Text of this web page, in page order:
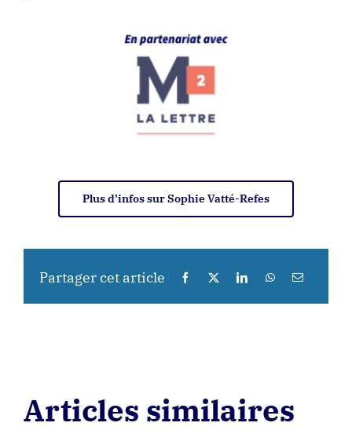
Plus d’infos sur Sophie Vatté-Refes
Partager cet article
Articles similaires